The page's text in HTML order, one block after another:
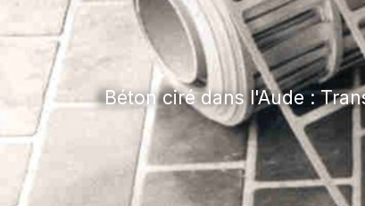
Béton ciré dans l'Aude :